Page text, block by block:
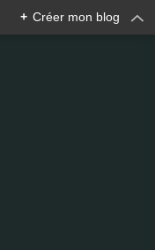
+ Créer mon blog